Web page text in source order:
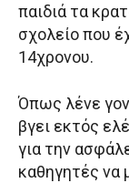
παιδιά τα
σχολείο που
14χρονου.
Όπως λένε
βγει εκτός
για την
καθηγητές να